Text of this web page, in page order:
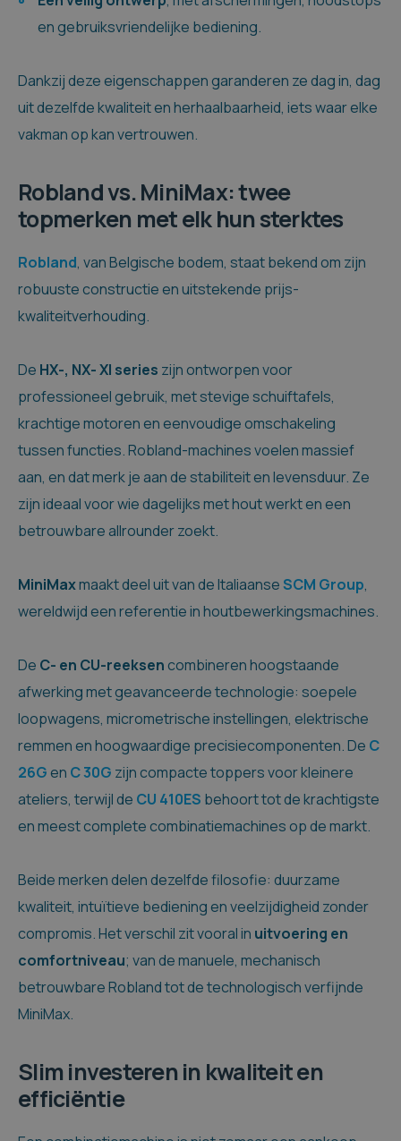
en gebruiksvriendelijke bediening.
Dankzij deze eigenschappen garanderen ze dag in, dag
uit dezelfde kwaliteit en herhaalbaarheid, iets waar elke
vakman op kan vertrouwen.
Robland vs. MiniMax: twee
topmerken met elk hun sterktes
Robland, van Belgische bodem, staat bekend om zijn
robuuste constructie en uitstekende prijs-
kwaliteitverhouding.
De HX-, NX- XI series zijn ontworpen voor
professioneel gebruik, met stevige schuiftafels,
krachtige motoren en eenvoudige omschakeling
tussen functies. Robland-machines voelen massief
aan, en dat merk je aan de stabiliteit en levensduur. Ze
zijn ideaal voor wie dagelijks met hout werkt en een
betrouwbare allrounder zoekt.
MiniMaxmaakt deel uit van de ItaliaanseSCM Group,
wereldwijd een referentie in houtbewerkingsmachines.
De C- en CU-reeksencombineren hoogstaande
afwerking met geavanceerde technologie: soepele
loopwagens, micrometrische instellingen, elektrische
remmen en hoogwaardige precisiecomponenten. De C
26Gen C 30G zijn compacte toppers voor kleinere
ateliers, terwijl de CU 410ES behoort tot de krachtigste
en meest complete combinatiemachines op de markt.
Beide merken delen dezelfde filosofie: duurzame
kwaliteit, intuïtieve bediening en veelzijdigheid zonder
compromis. Het verschil zit vooral in uitvoering en
comfortniveau; van de manuele, mechanisch
betrouwbare Robland tot de technologisch verfijnde
MiniMax.
Slim investeren in kwaliteit en
efficiëntie